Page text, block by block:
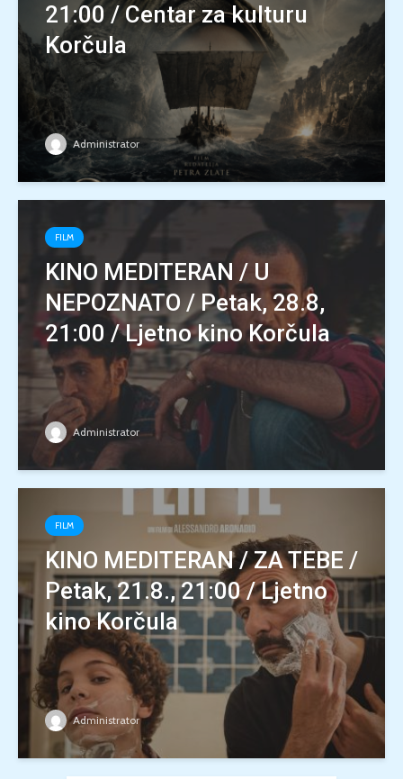
21:00 / Centar za kulturu
Korčula
Administrator
FILM
KINO MEDITERAN / U
NEPOZNATO / Petak, 28.8,
21:00 / Ljetno kino Korčula
Administrator
FILM
KINO MEDITERAN / ZA TEBE /
Petak, 21.8., 21:00 / Ljetno
kino Korčula
Administrator